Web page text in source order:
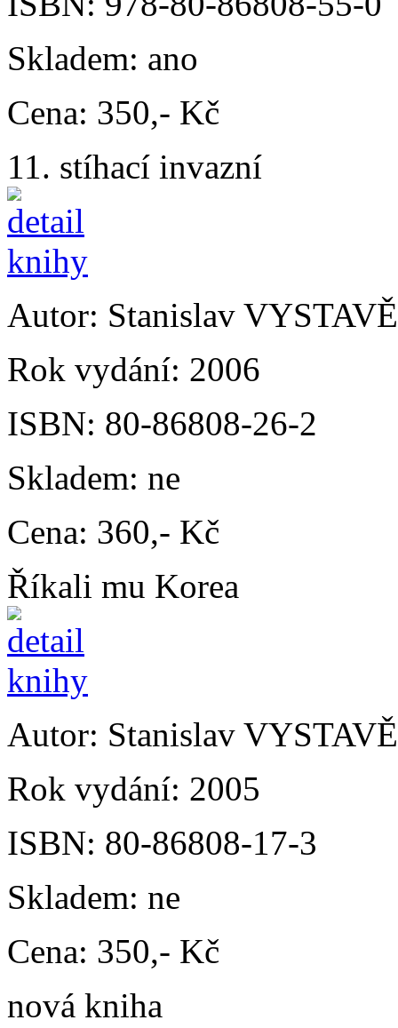
Skladem: ano
Cena: 350,- Kč
11. stíhací invazní
Autor: Stanislav
Rok vydání: 2006
ISBN: 80-86808-26-2
Skladem: ne
Cena: 360,- Kč
Říkali mu Korea
Autor: Stanislav
Rok vydání: 2005
ISBN: 80-86808-17-3
Skladem: ne
Cena: 350,- Kč
nová kniha